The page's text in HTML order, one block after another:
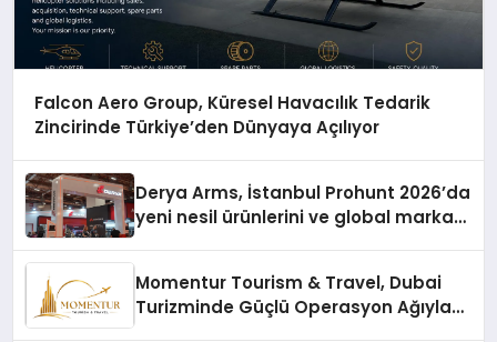
Falcon Aero Group, Küresel Havacılık Tedarik
Zincirinde Türkiye’den Dünyaya Açılıyor
Derya Arms, İstanbul Prohunt 2026’da
yeni nesil ürünlerini ve global marka
Momentur Tourism & Travel, Dubai
Turizminde Güçlü Operasyon Ağıyla